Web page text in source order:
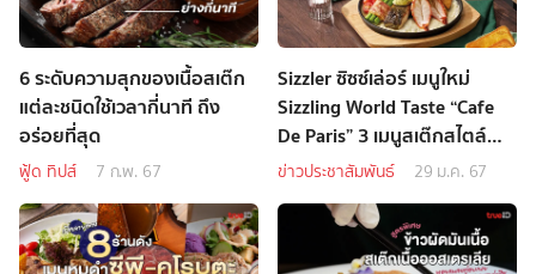
6 ระดับความสุกของเนื้อสเต๊ก
แต่ละชนิดใช้เวลากี่นาที ถึง
อร่อยที่สุด
ฟู้ด ทิปส์ 7 ก.พ. 67
Sizzler ซิซซ์เล่อร์ เมนูใหม่
Sizzling World Taste “Cafe
De Paris” 3 เมนูสเต๊กสไตล์
ฝรั่งเศสสุดพรีเมียม
ข่าวประชาสัมพันธ์ 29 ม.ค. 67